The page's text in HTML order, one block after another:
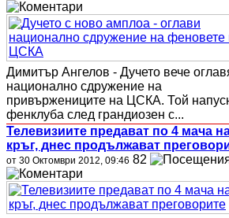
Димитър Ангелов - Дучето вече
национално сдружение на
привържениците на ЦСКА. Той
фенклуба след грандиозен с...
Телевизиите предават по 4 мача
кръг, днес продължават
от 30 Октомври 2012, 09:46 82